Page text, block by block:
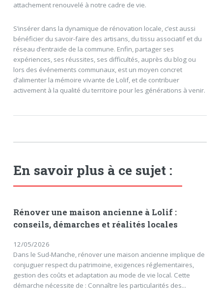
attachement renouvelé à notre cadre de vie.
S’insérer dans la dynamique de rénovation locale, c’est aussi
bénéficier du savoir-faire des artisans, du tissu associatif et du
réseau d’entraide de la commune. Enfin, partager ses
expériences, ses réussites, ses difficultés, auprès du blog ou
lors des événements communaux, est un moyen concret
d’alimenter la mémoire vivante de Lolif, et de contribuer
activement à la qualité du territoire pour les générations à venir.
En savoir plus à ce sujet :
Rénover une maison ancienne à Lolif :
conseils, démarches et réalités locales
12/05/2026
Dans le Sud-Manche, rénover une maison ancienne implique de
conjuguer respect du patrimoine, exigences réglementaires,
gestion des coûts et adaptation au mode de vie local. Cette
démarche nécessite de : Connaître les particularités des...